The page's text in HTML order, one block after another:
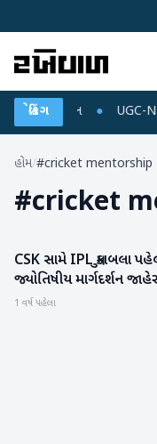
બ્રેકિંગ
ડેટા પ્લાન ● UGC-NET
હોમ/#cricket mentorship
#cricket
IPL
CSK સામે IPL મુકાબલા
જ્યોતિષીય માર્ગદર્શન
1 વર્ષ પહેલા